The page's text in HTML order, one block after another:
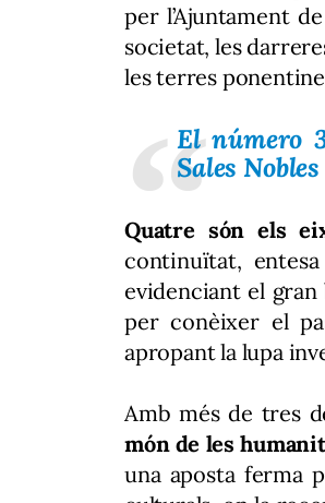
per l’Ajuntament
societat, les
les terres
El número
Sales
Quatre són els
continuïtat,
evidenciant el
per conèixer el
apropant la lupa
Amb més de tres
món de les
una aposta ferma